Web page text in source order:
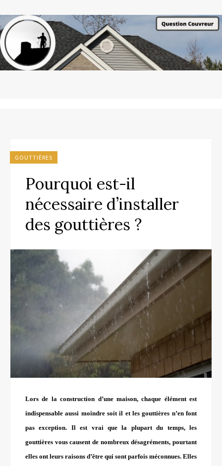
GOUTTIÈRES
Pourquoi est-il
nécessaire d’installer
des gouttières ?
Lors de la construction d’une maison, chaque élément est
indispensable aussi moindre soit il et les gouttières n’en font
pas exception. Il est vrai que la plupart du temps, les
gouttières vous causent de nombreux désagréments, pourtant
elles ont leurs raisons d’être qui sont parfois méconnues. Elles